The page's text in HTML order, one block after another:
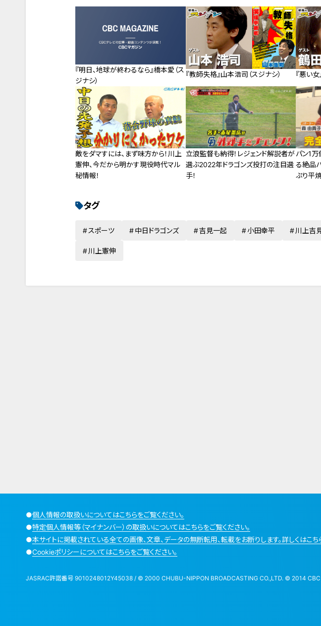
『明日、地球が終わるなら』橋本愛（ス
ジナシ）
『教師失格』山本浩司（スジナシ） 『悪い女
敵をダマすには、まず味方から！川上
憲伸、今だから明かす現役時代マル
秘情報！
立浪監督も納得！レジェンド解説者が
選ぶ2022年ドラゴンズ投打の注目選
手！
パン1万
る絶品
ぷり平
タグ
スポーツ 中日ドラゴンズ 吉見一起 小田幸平 川上吉
川上憲伸
●個人情報の取扱いについてはこちらをご覧ください。
●特定個人情報等（マイナンバー）の取扱いについてはこちらをご覧ください。
●本サイトに掲載されている全ての画像、文章、データの無断転用、転載をお断りします。詳しくはこち
●Cookieポリシーについてはこちらをご覧ください。
JASRAC許諾番号 9010248012Y45038 / © 2000 CHUBU-NIPPON BROADCASTING CO.,LTD. © 2014 CBC